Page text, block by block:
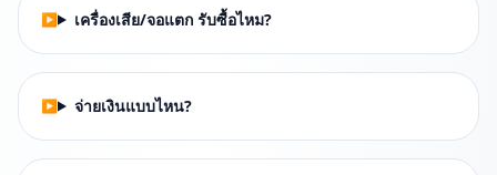
เครื่องเสีย/จอแตก รับซื้อไหม?
จ่ายเงินแบบไหน?